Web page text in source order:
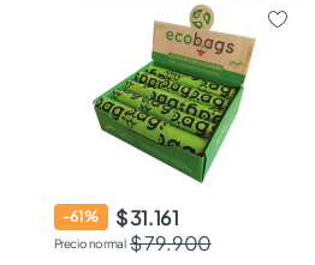
-61%
$ 31.161
$ 79.900